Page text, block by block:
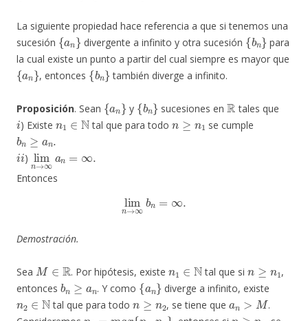
La siguiente propiedad hace referencia a que si tenemos una
sucesión
{a n}
divergente a infinito y otra sucesión
{bn}
para
la cual existe un punto a partir del cual siempre es mayor que
{an}
, entonces
{bn}
también diverge a infinito.
Proposición. Sean
{a n}
y
{b n
sucesiones en
R
tales que
i
) Existe
n1∈ N
tal que para todo
n≥n1
se cumple
b n≥an.
ii
)
limn→
Entonces
limn → ∞b n=∞
Demostración.
Sea
M∈ R
. Por hipótesis, existe
N
tal que si
,
entonces
bn ≥ an
. Y como
{an}
diverge a infinito, existe
n2∈N
tal que para todo
n ≥n2
, se tiene que
an >M
.
n0=max{ n 1,n2} n≥n 0